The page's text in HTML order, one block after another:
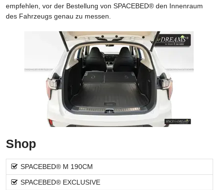
empfehlen, vor der Bestellung von SPACEBED® den Innenraum
des Fahrzeugs genau zu messen.
Shop
SPACEBED® M 190CM
SPACEBED® EXCLUSIVE